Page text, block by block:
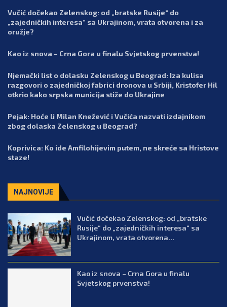
Vučić dočekao Zelenskog: od „bratske Rusije“ do
„zajedničkih interesa“ sa Ukrajinom, vrata otvorena i za
oružje?
Kao iz snova – Crna Gora u finalu Svjetskog prvenstva!
Njemački list o dolasku Zelenskog u Beograd: Iza kulisa
razgovori o zajedničkoj fabrici dronova u Srbiji, Kristofer Hil
otkrio kako srpska municija stiže do Ukrajine
Pejak: Hoće li Milan Knežević i Vučića nazvati izdajnikom
zbog dolaska Zelenskog u Beograd?
Koprivica: Ko ide Amfilohijevim putem, ne skreće sa Hristove
staze!
NAJNOVIJE
Vučić dočekao Zelenskog: od „bratske
Rusije“ do „zajedničkih interesa“ sa
Ukrajinom, vrata otvorena...
Kao iz snova – Crna Gora u finalu
Svjetskog prvenstva!